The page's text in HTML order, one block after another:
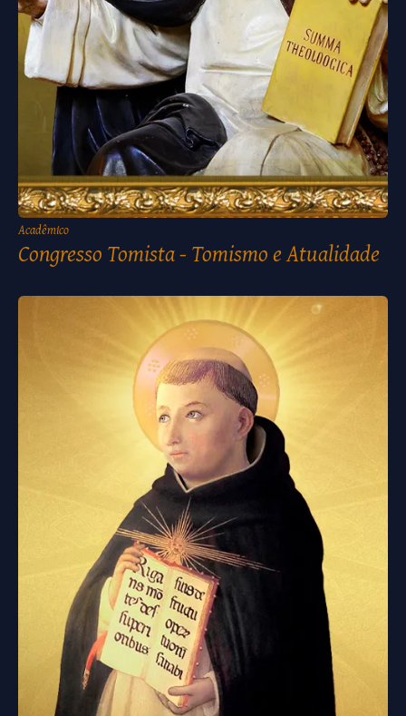
Acadêmico
Congresso Tomista - Tomismo e Atualidade